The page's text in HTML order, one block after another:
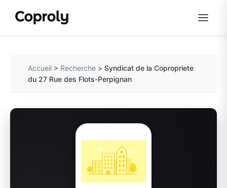
Accueil > Recherche >Syndicat de la Copropriete
du 27 Rue des Flots-Perpignan